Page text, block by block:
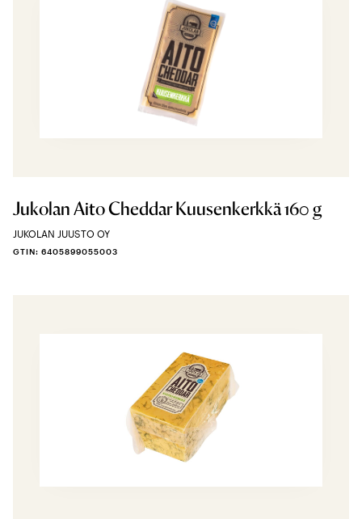
Jukolan Aito Cheddar Kuusenkerkkä 160 g
JUKOLAN JUUSTO OY
GTIN: 6405899055003